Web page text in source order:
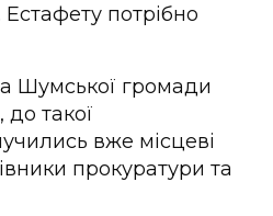
потрібно
Шумської громади
такої
вже місцеві
прокуратури та